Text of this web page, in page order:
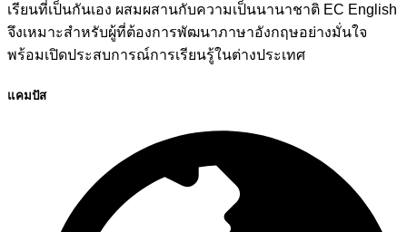
เรียนที่เป็นกันเอง ผสมผสานกับความเป็นนานาชาติ EC English
จึงเหมาะสำหรับผู้ที่ต้องการพัฒนาภาษาอังกฤษอย่างมั่นใจ
พร้อมเปิดประสบการณ์การเรียนรู้ในต่างประเทศ
แคมปัส